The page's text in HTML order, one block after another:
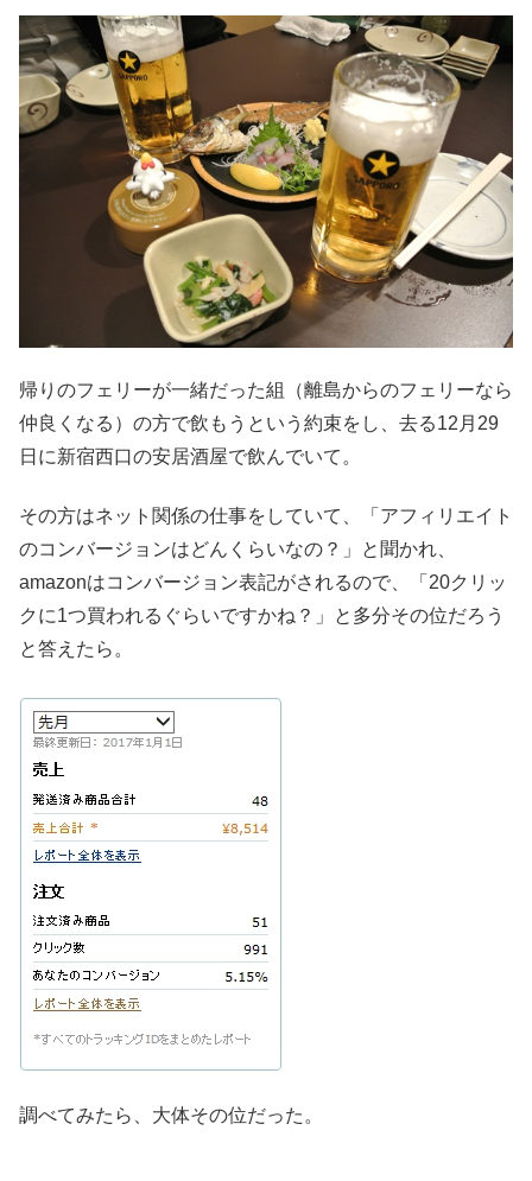
帰りのフェリーが一緒だった組（離島からのフェリーなら
仲良くなる）の方で飲もうという約束をし、去る12月29
日に新宿西口の安居酒屋で飲んでいて。
その方はネット関係の仕事をしていて、「アフィリエイト
のコンバージョンはどんくらいなの？」と聞かれ、
amazonはコンバージョン表記がされるので、「20クリッ
クに1つ買われるぐらいですかね？」と多分その位だろう
と答えたら。
調べてみたら、大体その位だった。